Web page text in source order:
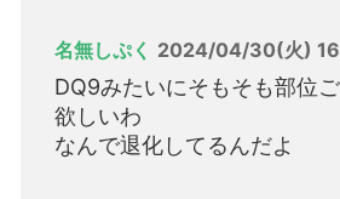
名無しぷく 2024/04/30(火)
DQ9みたいにそもそも部位
欲しいわ
なんで退化してるんだよ